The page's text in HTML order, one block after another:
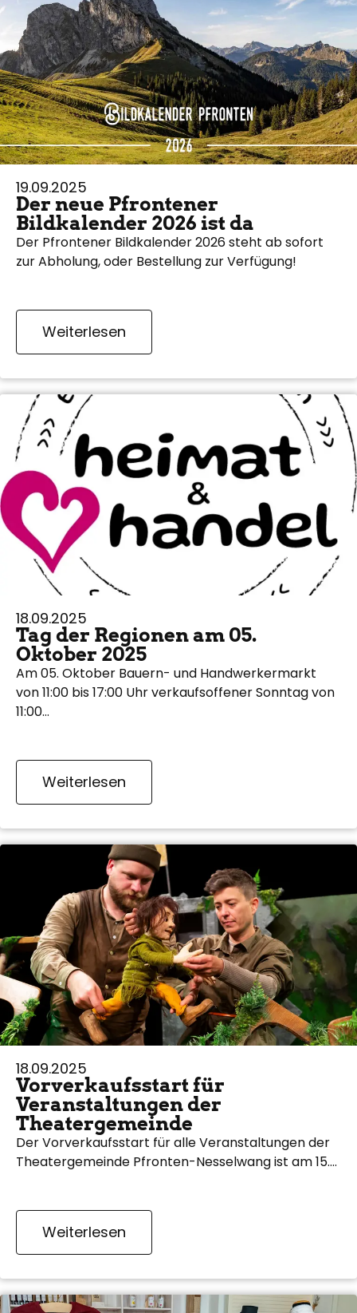
19.09.2025
Der neue Pfrontener
Bildkalender 2026 ist da
Der Pfrontener Bildkalender 2026 steht ab sofort
zur Abholung, oder Bestellung zur Verfügung!
Weiterlesen
18.09.2025
Tag der Regionen am 05.
Oktober 2025
Am 05. Oktober Bauern- und Handwerkermarkt
von 11:00 bis 17:00 Uhr verkaufsoffener Sonntag von
11:00…
Weiterlesen
18.09.2025
Vorverkaufsstart für
Veranstaltungen der
Theatergemeinde
Der Vorverkaufsstart für alle Veranstaltungen der
Theatergemeinde Pfronten-Nesselwang ist am 15.…
Weiterlesen